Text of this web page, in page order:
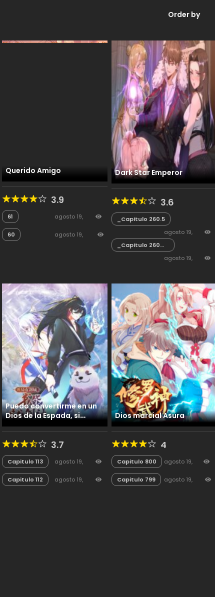
Order by
Querido Amigo
3.9
61
agosto 19,
60
agosto 19,
Dark Star Emperor
3.6
_Capitulo 260.5
agosto 19,
2025
_Capitulo 260
Final
agosto 19,
Puedo convertirme en un
Dios de la Espada, si
empiezo con un dominio
de la espada
3.7
Capitulo 113
agosto 19,
Capitulo 112
agosto 19,
Dios marcial Asura
4
Capitulo 800
agosto 19,
Capitulo 799
agosto 19,